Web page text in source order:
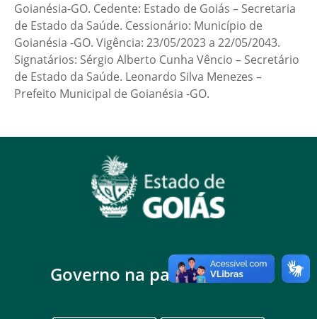
Goianésia-GO. Cedente: Estado de Goiás – Secretaria
de Estado da Saúde. Cessionário: Município de
Goianésia -GO. Vigência: 23/05/2023 a 22/05/2043.
Signatários: Sérgio Alberto Cunha Vêncio – Secretário
de Estado da Saúde. Leonardo Silva Menezes –
Prefeito Municipal de Goianésia -GO.
Governo na palma da mão